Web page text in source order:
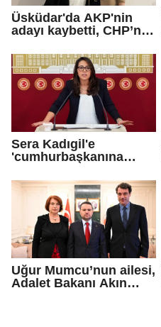
Üsküdar'da AKP'nin
adayı kaybetti, CHP’nin
Çetinkaya Başkan
Vekili seçildi
Sera Kadıgil'e
'cumhurbaşkanına
soruşturması
Uğur Mumcu’nun ailesi,
Adalet Bakanı Akın